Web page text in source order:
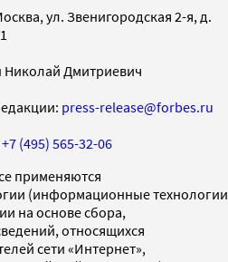
ул. Звенигородская 2-я, д.
Николай Дмитриевич
press-release@forbes.ru
+7 (495) 565-32-06
применяются
(информационные технологии
на основе сбора,
относящихся
сети «Интернет»,